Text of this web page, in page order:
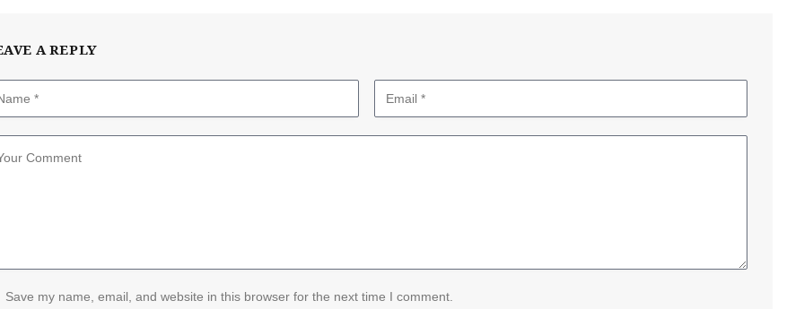
A REPLY
Save my name, email, and website in this browser for the next time I comment.